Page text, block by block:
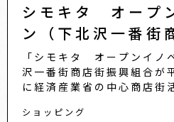
シモキタ オープ
ン（下北沢一番街
合）
「シモキタ オープンイノ
沢一番街商店街振興組合が
に経済産業省の中心商店街
「シモキタ オープンイノ
ショッピング